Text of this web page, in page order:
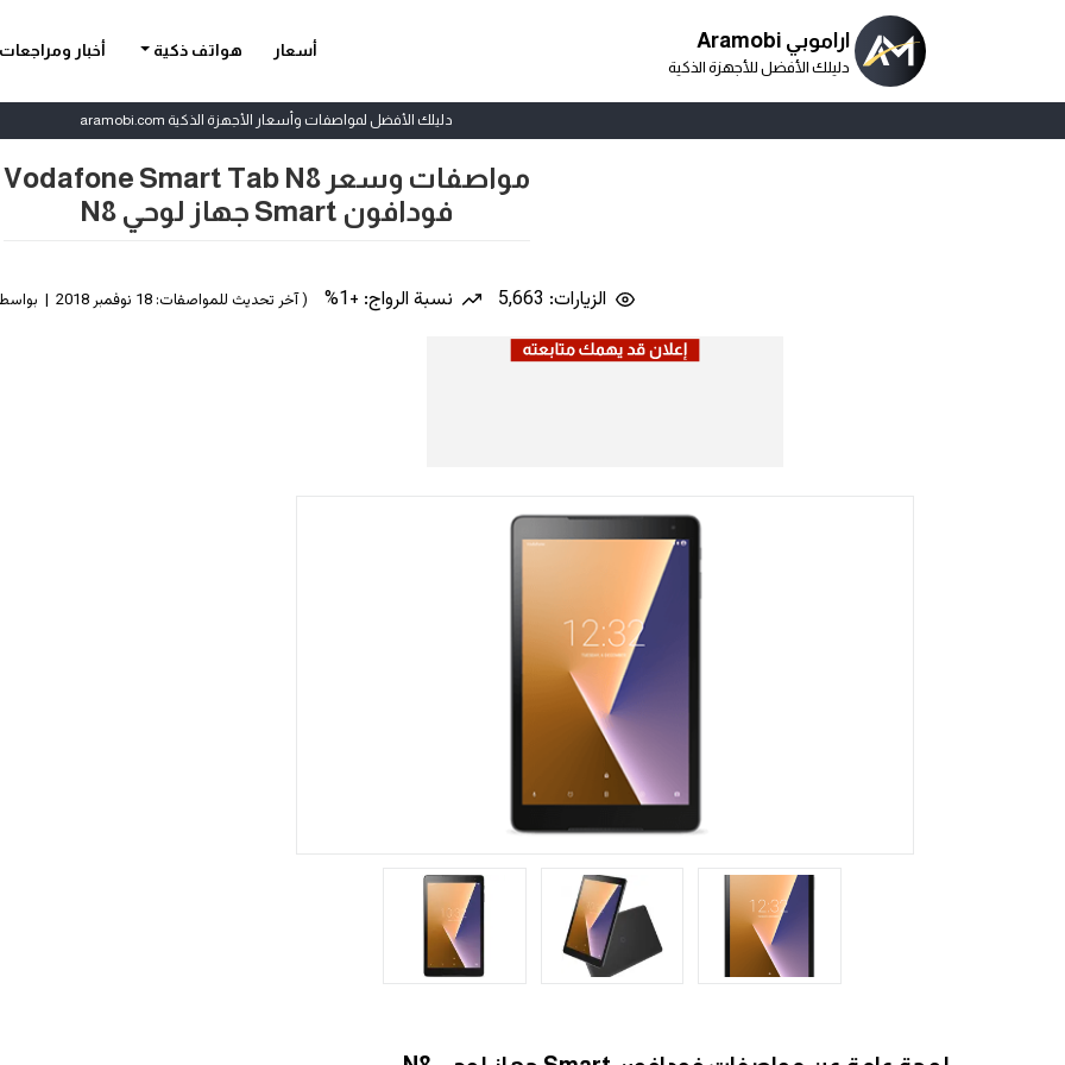
اراموبي Aramobi
دليلك الأفضل للأجهزة الذكية
أسعار هواتف ذكية أخبار
دليلك الأفضل لمواصفات وأسعار الأجهزة الذكية aramobi.com
مواصفات وسعر Vodafone Smart Tab N8
فودافون Smart جهاز لوحي N8
الزيارات: 5,663 نسبة الرواج: +1% ( آخر تحديث للمواصفات: 18 نوفمبر 2018 | بواسطة